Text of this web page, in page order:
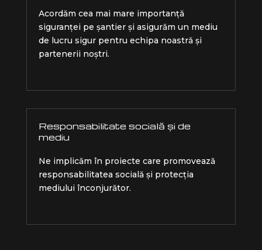
Acordăm cea mai mare importanță
siguranței pe șantier și asigurăm un mediu
de lucru sigur pentru echipa noastră și
partenerii noștri.
Responsabilitate socială și de
mediu
Ne implicăm în proiecte care promovează
responsabilitatea socială și protecția
mediului înconjurător.